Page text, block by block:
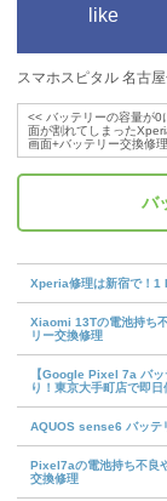
like
スマホスピタル 名古
<< バッテリーの容量が0
面が割れてしまった
画面+バッテリー交換修理
バ
Xperia修理は新宿で！1
Xiaomi 13Tの電池持ち
リー交換修理
【Google Pixel 7a バッ
り！東京大手町店で即日
AQUOS sense6 バッテ
Pixel7aの電池持ち不良
交換修理